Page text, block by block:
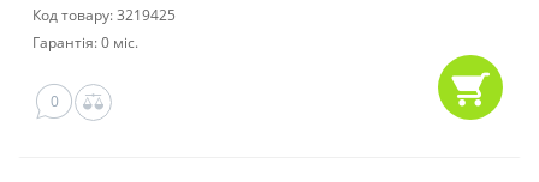
Код товару: 3219425
Гарантія: 0 міс.
0